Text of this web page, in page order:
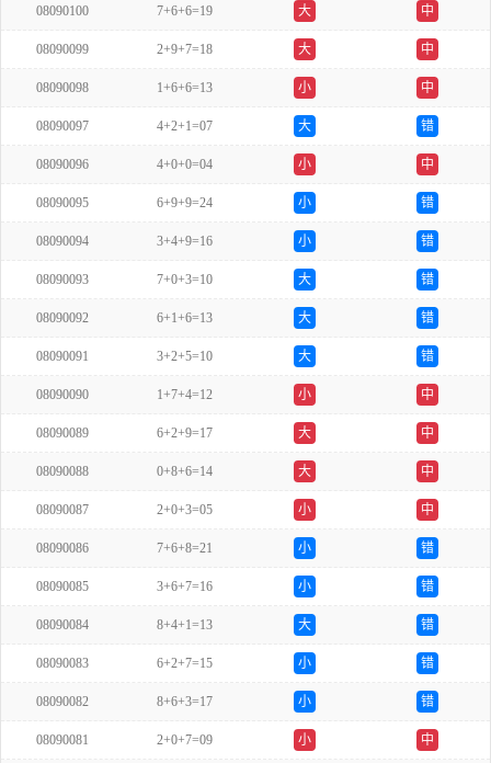
08090100 7+6+6=19 大 中
08090099 2+9+7=18 大 中
08090098 1+6+6=13 小 中
08090097 4+2+1=07 大 错
08090096 4+0+0=04 小 中
08090095 6+9+9=24 小 错
08090094 3+4+9=16 小 错
08090093 7+0+3=10 大 错
08090092 6+1+6=13 大 错
08090091 3+2+5=10 大 错
08090090 1+7+4=12 小 中
08090089 6+2+9=17 大 中
08090088 0+8+6=14 大 中
08090087 2+0+3=05 小 中
08090086 7+6+8=21 小 错
08090085 3+6+7=16 小 错
08090084 8+4+1=13 大 错
08090083 6+2+7=15 小 错
08090082 8+6+3=17 小 错
08090081 2+0+7=09 小 中